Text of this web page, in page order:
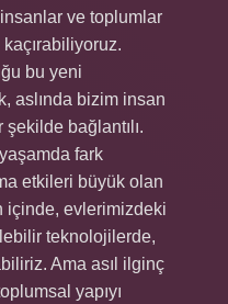
ve toplumlar
bu yeni
aslında bizim insan
bağlantılı.
fark
etkileri büyük olan
içinde, evlerimizdeki
teknolojilerde,
Ama asıl ilginç
yapıyı